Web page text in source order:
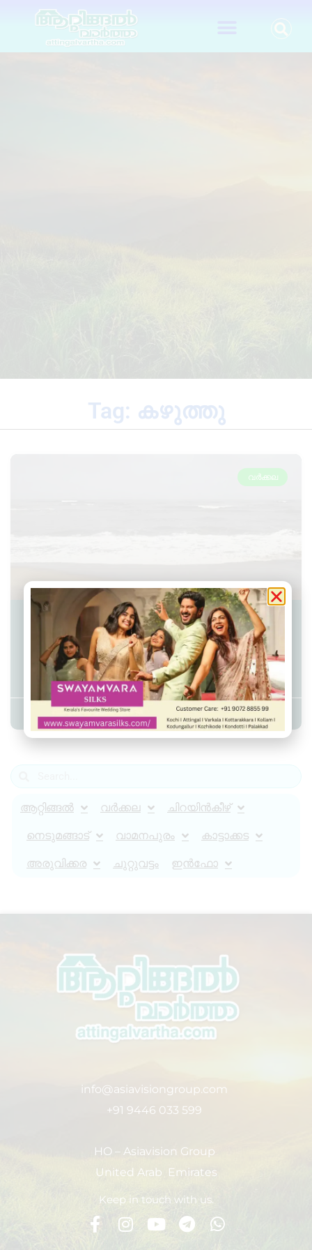
Tag: കഴുത്തു
വർക്കല
വർക്കല പാപനാശം ബീച്ചിൽ
ഇംഗ്ലണ്ട് സ്വദേശി
അപകടത്തിൽപ്പെട്ടു മരിച്ചു
Admin YS April 5, 2024 2:20 pm
ആറ്റിങ്ങൽ വർക്കല ചിറയിൻകീഴ്
നെടുമങ്ങാട് വാമനപുരം കാട്ടാക്കട
അരുവിക്കര ചുറ്റുവട്ടം ഇൻഫോ
info@asiavisiongroup.com
+91 9446 033 599
HO – Asiavision Group
United Arab Emirates
Keep in touch with us.